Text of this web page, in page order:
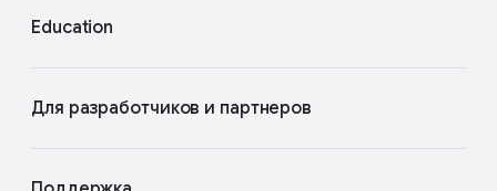
Education
Для разработчиков и партнеров